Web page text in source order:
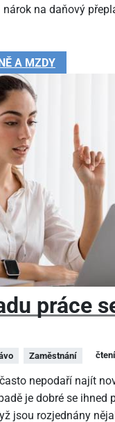
na daňový
A MZDY
práce
Zaměstnání
nepodaří najít
je dobré se ihned
jsou rozjednány